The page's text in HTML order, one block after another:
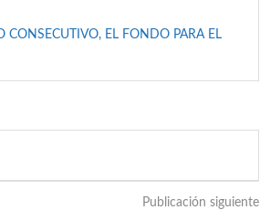
CONSECUTIVO, EL FONDO PARA EL
Publicación siguiente